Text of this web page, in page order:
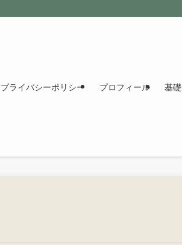
プライバシーポリシー プロフィール 基